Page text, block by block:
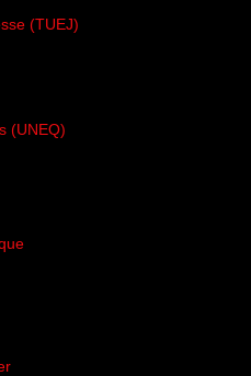
(TUEJ)
(UNEQ)